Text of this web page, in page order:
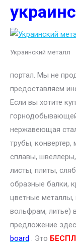
Украинский металл
портал. Мы не
предоставляем
Если вы хотите
нержавеющая
трубы, конвертер,
сплавы,
листы, плиты,
образные балки,
цветные металлы,
вольфрам, литье)
предложение
board . Это